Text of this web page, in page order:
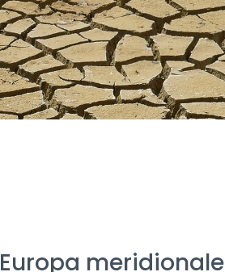
meridionale